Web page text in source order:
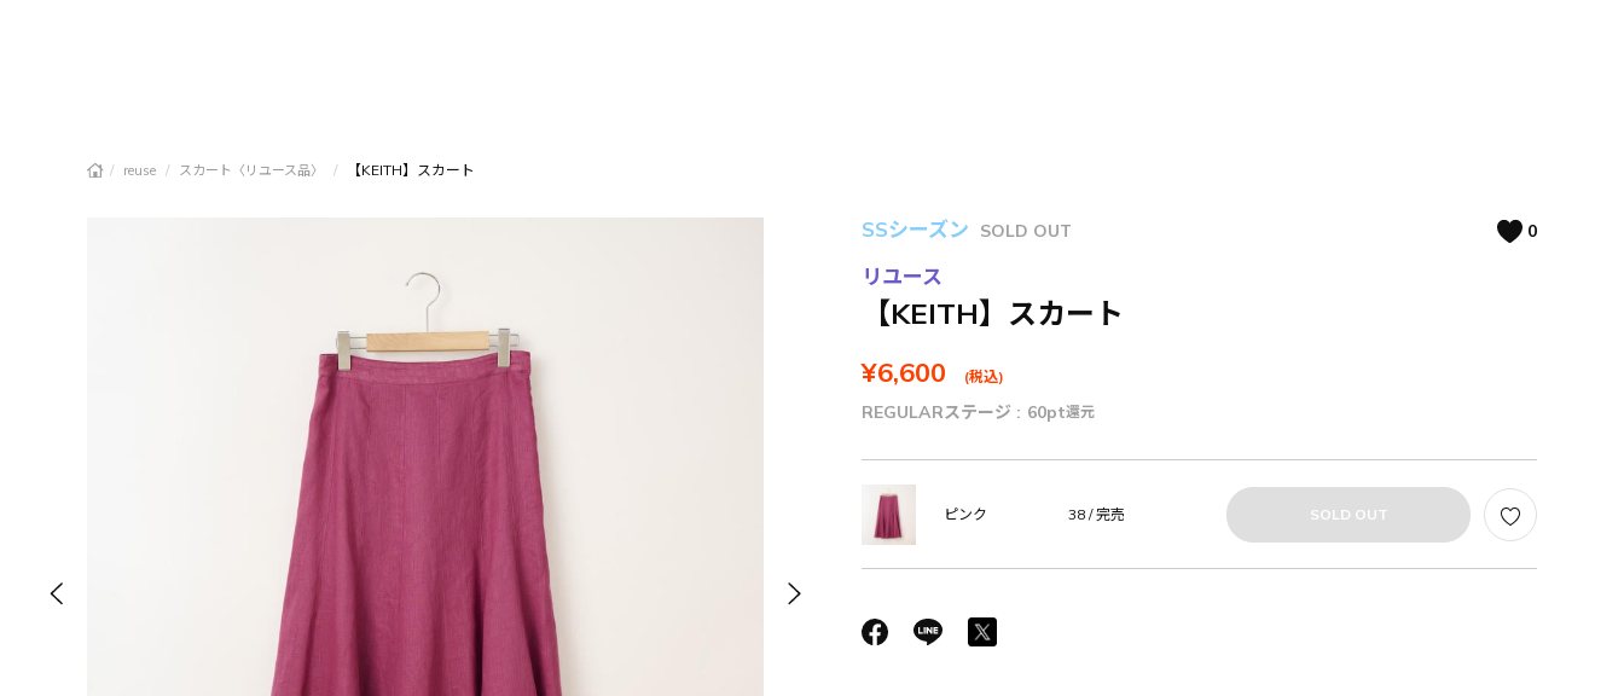
/ reuse / スカート〈リユース品〉 / 【KEITH】スカート
SSシーズン SOLD OUT 0
リユース
【KEITH】スカート
¥6,600 (税込)
REGULARステージ : 60pt還元
ピンク 38 /完売 SOLD OUT